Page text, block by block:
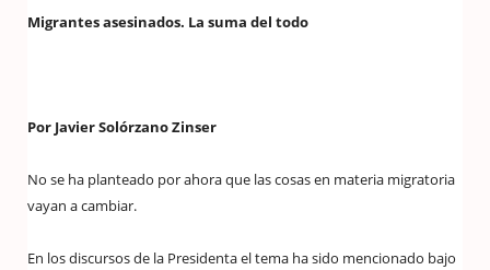
Migrantes asesinados. La suma del todo
Por Javier Solórzano Zinser
No se ha planteado por ahora que las cosas en materia migratoria
vayan a cambiar.
En los discursos de la Presidenta el tema ha sido mencionado bajo